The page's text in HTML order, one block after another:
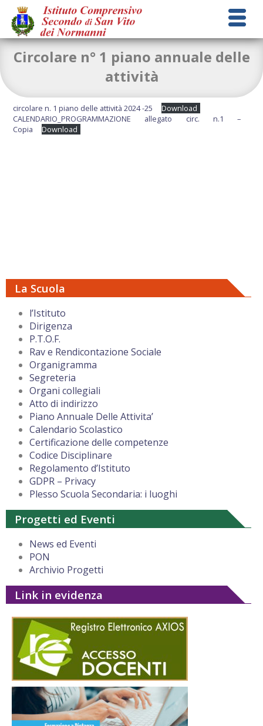
La Scuola
l’Istituto
Dirigenza
P.T.O.F.
Rav e Rendicontazione Sociale
Organigramma
Segreteria
Organi collegiali
Atto di indirizzo
Piano Annuale Delle Attivita’
Calendario Scolastico
Certificazione delle competenze
Codice Disciplinare
Regolamento d’Istituto
GDPR – Privacy
Plesso Scuola Secondaria: i luoghi
Progetti ed Eventi
News ed Eventi
PON
Archivio Progetti
Link in evidenza
Circolare n° 1 piano annuale delle
attività
circolare n. 1 piano delle attività 2024 -25
Download
CALENDARIO_PROGRAMMAZIONE allegato circ. n.1 –
Copia
Download